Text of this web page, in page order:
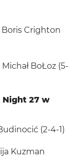
Boris Crighton
BoŁoz (5-
27 w
(2-4-1)
Kuzman